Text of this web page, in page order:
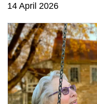
14 April 2026